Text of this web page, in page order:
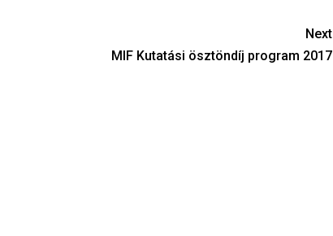
Next
MIF Kutatási ösztöndíj program 2017